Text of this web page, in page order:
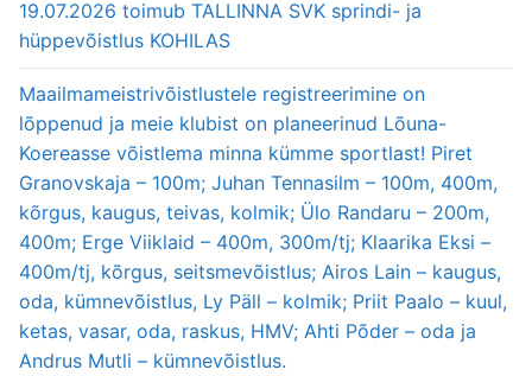
19.07.2026 toimub TALLINNA SVK sprindi- ja
hüppevõistlus KOHILAS
Maailmameistrivõistlustele registreerimine on
lõppenud ja meie klubist on planeerinud Lõuna-
Koereasse võistlema minna kümme sportlast! Piret
Granovskaja – 100m; Juhan Tennasilm – 100m, 400m,
kõrgus, kaugus, teivas, kolmik; Ülo Randaru – 200m,
400m; Erge Viiklaid – 400m, 300m/tj; Klaarika Eksi –
400m/tj, kõrgus, seitsmevõistlus; Airos Lain – kaugus,
oda, kümnevõistlus, Ly Päll – kolmik; Priit Paalo – kuul,
ketas, vasar, oda, raskus, HMV; Ahti Põder – oda ja
Andrus Mutli – kümnevõistlus.